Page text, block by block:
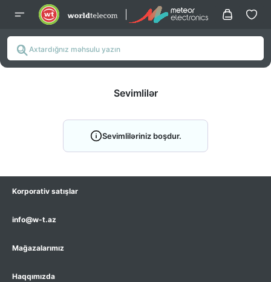
Sevimlilər
Sevimliləriniz boşdur.
Korporativ satışlar
info@w-t.az
Mağazalarımız
Haqqımızda